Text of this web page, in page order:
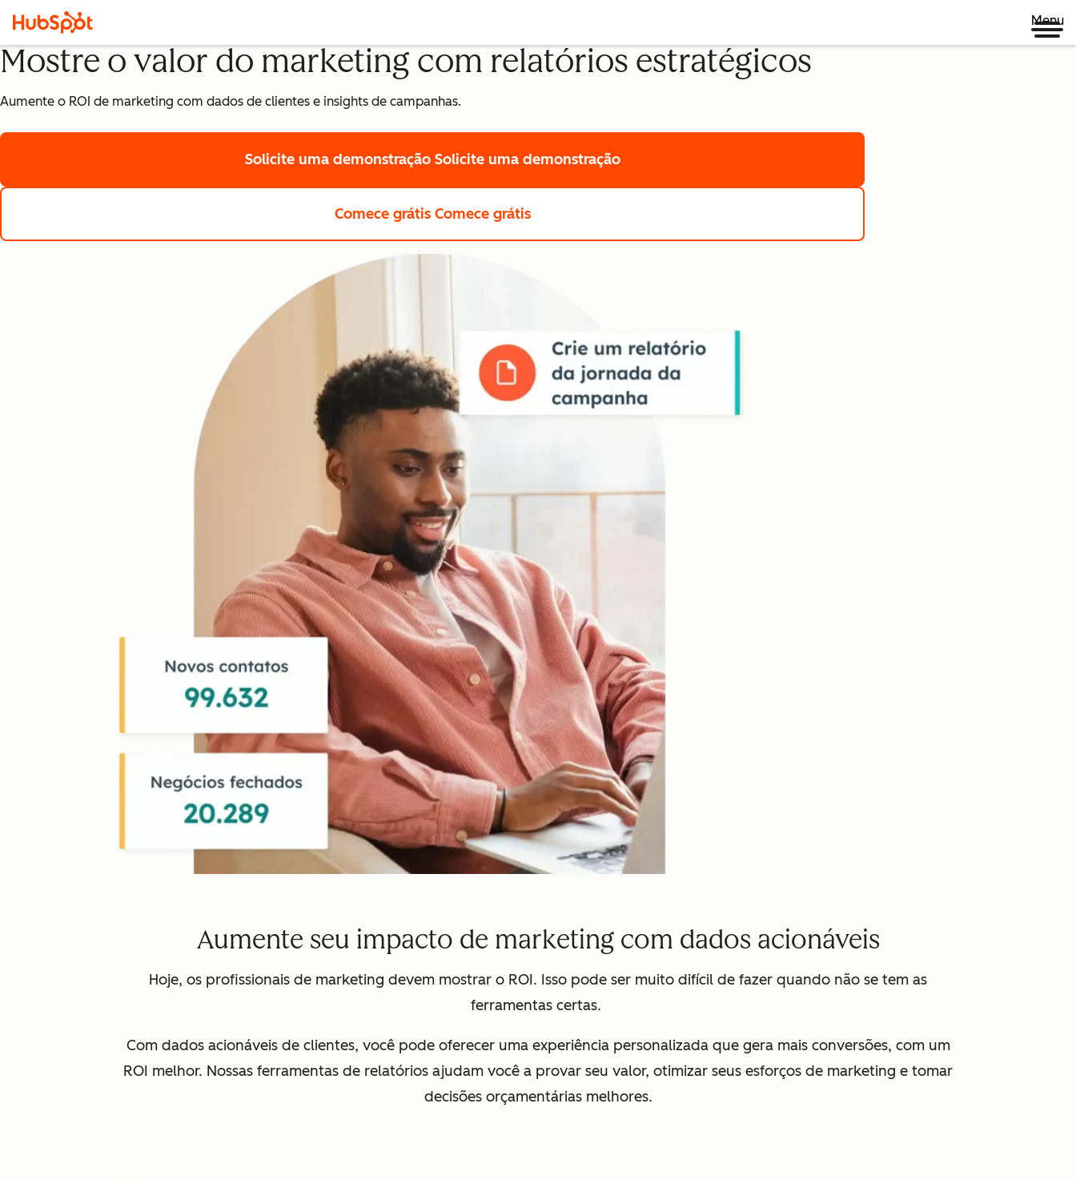
Menu
Mostre o valor do marketing com relatórios estratégicos
Aumente o ROI de marketing com dados de clientes e insights de campanhas.
Solicite uma demonstração Solicite uma demonstração
Comece grátis Comece grátis
Aumente seu impacto de marketing com dados acionáveis
Hoje, os profissionais de marketing devem mostrar o ROI. Isso pode ser muito difícil de fazer quando não se tem as
ferramentas certas.
Com dados acionáveis de clientes, você pode oferecer uma experiência personalizada que gera mais conversões, com um
ROI melhor. Nossas ferramentas de relatórios ajudam você a provar seu valor, otimizar seus esforços de marketing e tomar
decisões orçamentárias melhores.